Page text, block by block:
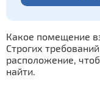
Какое помещение
Строгих
расположение,
найти.